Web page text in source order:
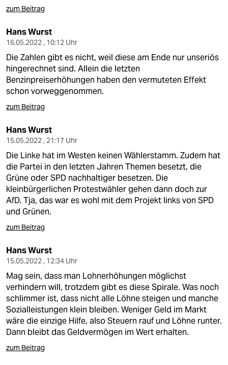
zum Beitrag
Hans Wurst
16.05.2022 , 10:12 Uhr
Die Zahlen gibt es nicht, weil diese am Ende nur unseriös
hingerechnet sind. Allein die letzten
Benzinpreiserhöhungen haben den vermuteten Effekt
schon vorweggenommen.
zum Beitrag
Hans Wurst
15.05.2022 , 21:17 Uhr
Die Linke hat im Westen keinen Wählerstamm. Zudem hat
die Partei in den letzten Jahren Themen besetzt, die
Grüne oder SPD nachhaltiger besetzen. Die
kleinbürgerlichen Protestwähler gehen dann doch zur
AfD. Tja, das war es wohl mit dem Projekt links von SPD
und Grünen.
zum Beitrag
Hans Wurst
15.05.2022 , 12:34 Uhr
Mag sein, dass man Lohnerhöhungen möglichst
verhindern will, trotzdem gibt es diese Spirale. Was noch
schlimmer ist, dass nicht alle Löhne steigen und manche
Sozialleistungen klein bleiben. Weniger Geld im Markt
wäre die einzige Hilfe, also Steuern rauf und Löhne runter.
Dann bleibt das Geldvermögen im Wert erhalten.
zum Beitrag